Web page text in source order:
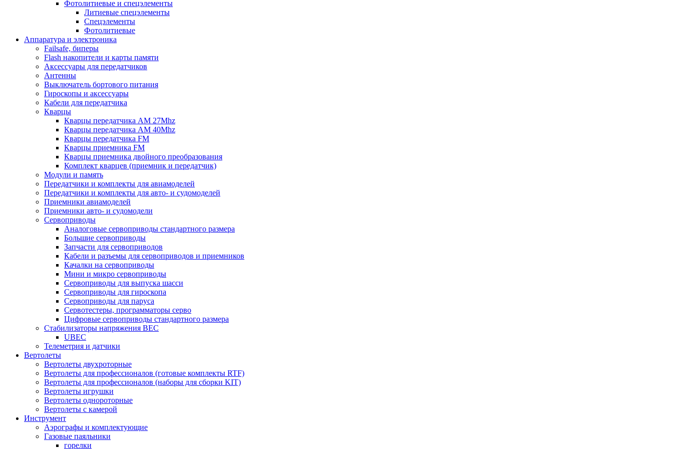
Фотолитиевые и спецэлементы
Литиевые спецэлементы
Спецэлементы
Фотолитиевые
Аппаратура и электроника
Failsafe, биперы
Flash накопители и карты памяти
Аксессуары для передатчиков
Антенны
Выключатель бортового питания
Гироскопы и аксессуары
Кабели для передатчика
Кварцы
Кварцы передатчика AM 27Mhz
Кварцы передатчика AM 40Mhz
Кварцы передатчика FM
Кварцы приемника FM
Кварцы приемника двойного преобразования
Комплект кварцев (приемник и передатчик)
Модули и память
Передатчики и комплекты для авиамоделей
Передатчики и комплекты для авто- и судомоделей
Приемники авиамоделей
Приемники авто- и судомодели
Сервоприводы
Аналоговые сервоприводы стандартного размера
Большие сервоприводы
Запчасти для сервоприводов
Кабели и разъемы для сервоприводов и приемников
Качалки на сервоприводы
Мини и микро сервоприводы
Сервоприводы для выпуска шасси
Сервоприводы для гироскопа
Сервоприводы для паруса
Сервотестеры, программаторы серво
Цифровые сервоприводы стандартного размера
Стабилизаторы напряжения BEC
UBEC
Телеметрия и датчики
Вертолеты
Вертолеты двухроторные
Вертолеты для профессионалов (готовые комплекты RTF)
Вертолеты для профессионалов (наборы для сборки KIT)
Вертолеты игрушки
Вертолеты однороторные
Вертолеты с камерой
Инструмент
Аэрографы и комплектующие
Газовые паяльники
горелки